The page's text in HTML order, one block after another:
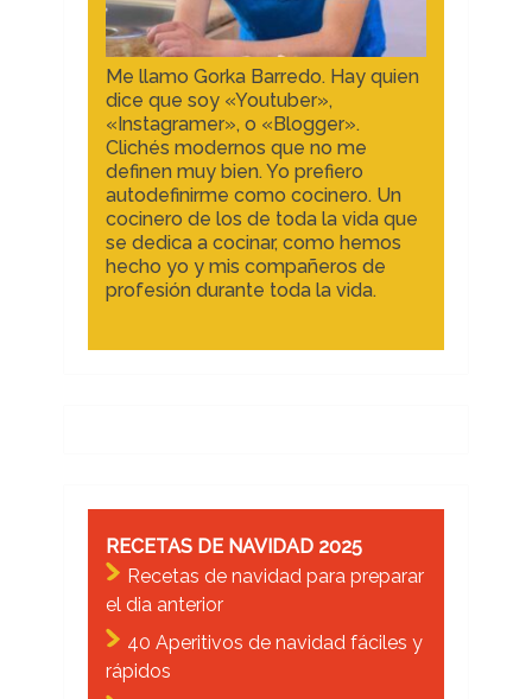
Me llamo Gorka Barredo. Hay quien
dice que soy «Youtuber»,
«Instagramer», o «Blogger».
Clichés modernos que no me
definen muy bien. Yo prefiero
autodefinirme como cocinero. Un
cocinero de los de toda la vida que
se dedica a cocinar, como hemos
hecho yo y mis compañeros de
profesión durante toda la vida.
RECETAS DE NAVIDAD 2025
Recetas de navidad para preparar
el dia anterior
40 Aperitivos de navidad fáciles y
rápidos